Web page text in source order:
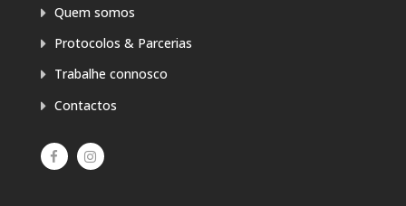
Quem somos
Protocolos & Parcerias
Trabalhe connosco
Contactos